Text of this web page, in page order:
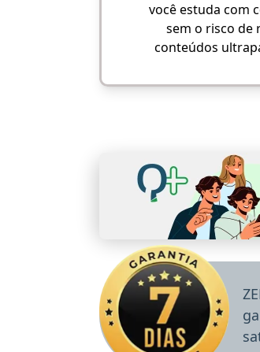
você estuda com
sem o risco de
conteúdos